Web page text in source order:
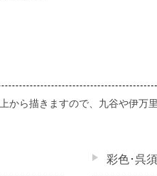
から描きますので、九谷や伊万
彩色･呉